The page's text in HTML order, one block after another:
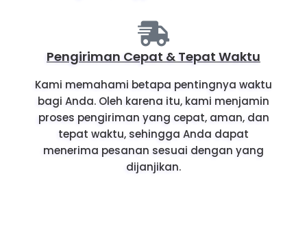
Pengiriman Cepat & Tepat Waktu
Kami memahami betapa pentingnya waktu
bagi Anda. Oleh karena itu, kami menjamin
proses pengiriman yang cepat, aman, dan
tepat waktu, sehingga Anda dapat
menerima pesanan sesuai dengan yang
dijanjikan.